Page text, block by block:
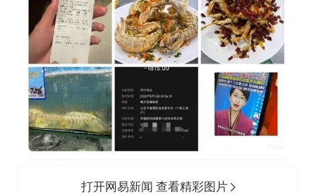
打开网易新闻 查看精彩图片